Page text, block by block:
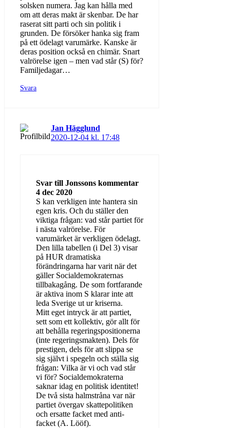
solsken numera. Jag kan hålla med
om att deras makt är skenbar. De har
raserat sitt parti och sin politik i
grunden. De försöker hanka sig fram
på ett ödelagt varumärke. Kanske är
deras position också en chimär. Snart
valrörelse igen – men vad står (S) för?
Familjedagar…
Svara
Jan Hägglund
2020-12-04 kl. 17:48
Svar till Jonssons kommentar
4 dec 2020
S kan verkligen inte hantera sin
egen kris. Och du ställer den
viktiga frågan: vad står partiet för
i nästa valrörelse. För
varumärket är verkligen ödelagt.
Den lilla tabellen (i Del 3) visar
på HUR dramatiska
förändringarna har varit när det
gäller Socialdemokraternas
tillbakagång. De som fortfarande
är aktiva inom S klarar inte att
leda Sverige ut ur kriserna.
Mitt eget intryck är att partiet,
sett som ett kollektiv, gör allt för
att behålla regeringspositionerna
(inte regeringsmakten). Dels för
prestigen, dels för att slippa se
sig självt i spegeln och ställa sig
frågan: Vilka är vi och vad står
vi för? Socialdemokraterna
saknar idag en politisk identitet!
De två sista halmstråna var när
partiet övergav skattepolitiken
och ersatte facket med anti-
facket (A. Lööf).